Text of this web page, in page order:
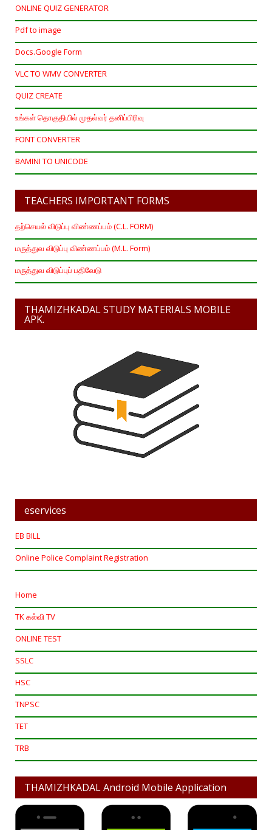
ONLINE QUIZ GENERATOR
Pdf to image
Docs.Google Form
VLC TO WMV CONVERTER
QUIZ CREATE
உங்கள் தொகுதியில் முதல்வர் தனிப்பிரிவு
FONT CONVERTER
BAMINI TO UNICODE
TEACHERS IMPORTANT FORMS
தற்செயல் விடுப்பு விண்ணப்பம் (C.L. FORM)
மருத்துவ விடுப்பு விண்ணப்பம் (M.L. Form)
மருத்துவ விடுப்புப் பதிவேடு
THAMIZHKADAL STUDY MATERIALS MOBILE
APK.
eservices
EB BILL
Online Police Complaint Registration
Home
TK கல்வி TV
ONLINE TEST
SSLC
HSC
TNPSC
TET
TRB
THAMIZHKADAL Android Mobile Application